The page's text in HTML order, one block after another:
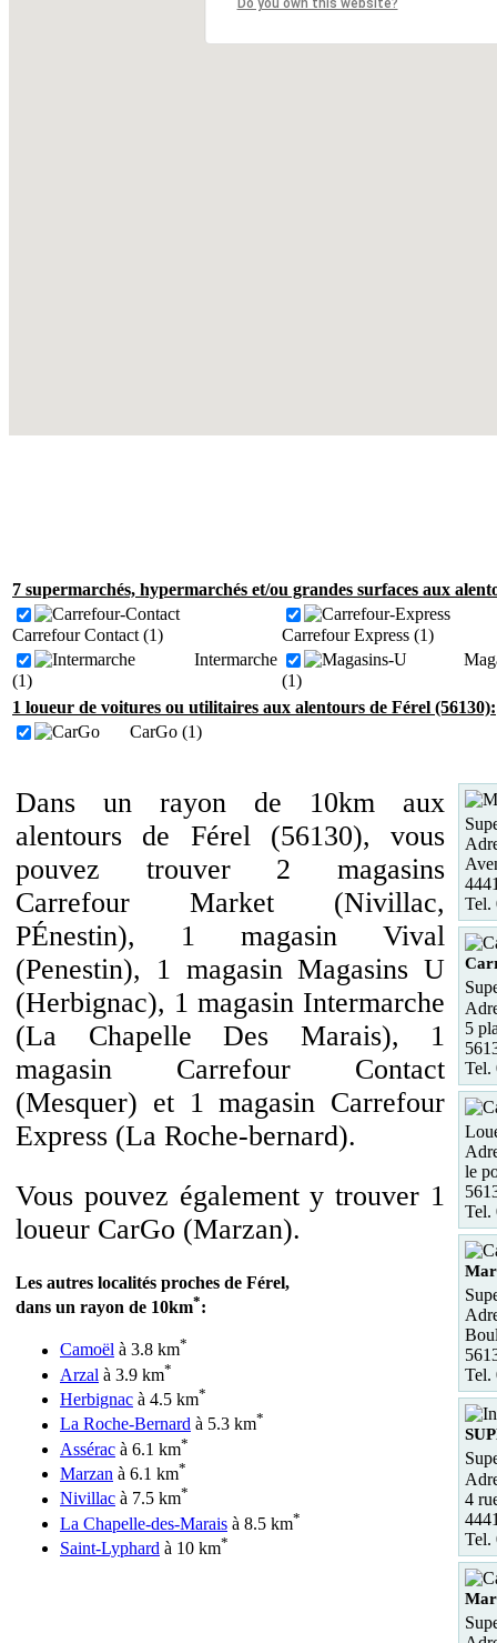
Do you own this website?
7 supermarchés, hypermarchés et/ou grandes surfaces aux
Carrefour Contact (1)
Carrefour Express (1)
Intermarche
(1)
(1)
1 loueur de voitures ou utilitaires aux alentours de Férel (56130):
CarGo (1)
Dans un rayon de 10km aux
alentours de Férel (56130), vous
pouvez trouver 2 magasins
Carrefour Market (Nivillac,
PÉnestin), 1 magasin Vival
(Penestin), 1 magasin Magasins U
(Herbignac), 1 magasin Intermarche
(La Chapelle Des Marais), 1
magasin Carrefour Contact
(Mesquer) et 1 magasin Carrefour
Express (La Roche-bernard).
Vous pouvez également y trouver 1
loueur CarGo (Marzan).
Les autres localités proches de Férel,
dans un rayon de 10km*:
Camoël à 3.8 km*
Arzal à 3.9 km*
Herbignac à 4.5 km*
La Roche-Bernard à 5.3 km*
Assérac à 6.1 km*
Marzan à 6.1 km*
Nivillac à 7.5 km*
La Chapelle-des-Marais à 8.5 km*
Saint-Lyphard à 10 km*
Tel.
5
Tel.
le
Tel.
Tel.
4
Tel.